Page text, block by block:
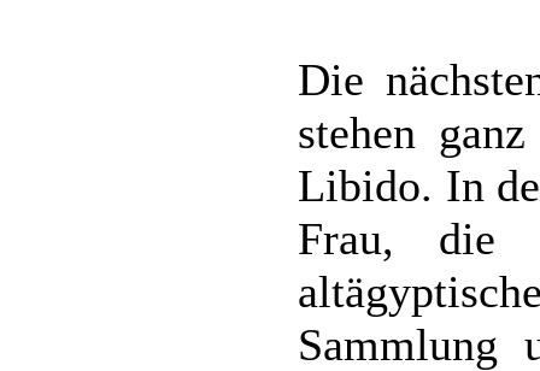
Die
stehen
Libido. In
Frau, die
Sammlung